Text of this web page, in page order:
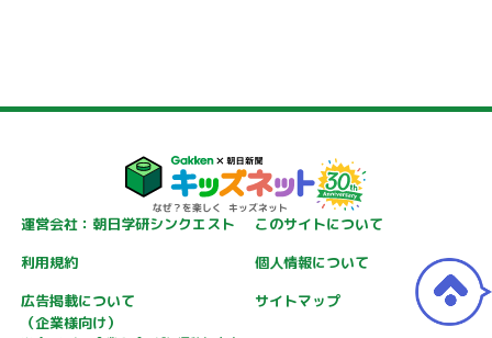
運営会社：朝日学研シンクエスト
このサイトについて
利用規約
個人情報について
広告掲載について
（企業様向け）
サイトマップ